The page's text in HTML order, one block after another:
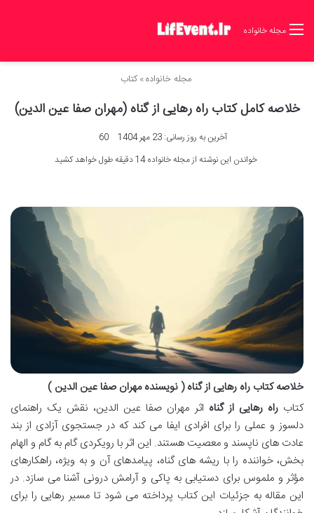
مجله خانواده
مجله خانواده» کتاب
خلاصه کامل کتاب راه رهایی از گناه (مهران صفا عین الدین)
آخرین به روز رسانی: 23 مهر 1404
60
خواندن این نوشته از مجله خانواده 14 دقیقه طول خواهد کشید
خلاصه کتاب راه رهایی از گناه ( نویسنده مهران صفا عین الدین )
کتابراه رهایی از گناه اثر مهران صفا عین الدین، نقش یک راهنمای
دلسوز و عملی را برای افرادی ایفا می کند که در جستجوی آزادی از بند
عادت های ناپسند و معصیت هستند. این اثر با رویکردی گام به گام و الهام
بخش، خواننده را با ریشه های گناه، پیامدهای آن و به ویژه، راهکارهای
مؤثر و ملموس برای دستیابی به پاکی و آرامش درونی آشنا می سازد. در
این مقاله به جزئیات این کتاب پرداخته می شود تا مسیر رهایی را برای